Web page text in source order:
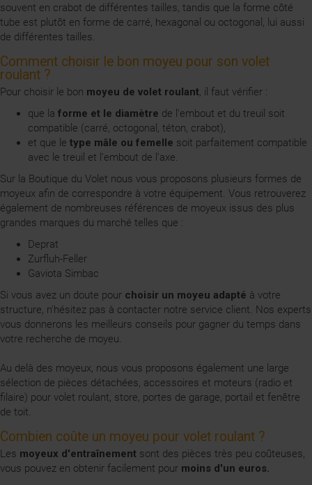
souvent en crabot de différentes tailles, tandis que la forme côté
tube est plutôt en forme de carré, hexagonal ou octogonal, lui aussi
de différentes tailles.
Comment choisir le bon moyeu pour son volet
roulant ?
Pour choisir le bon moyeu de volet roulant , il faut vérifier :
que la forme et le diamètre de l'embout et du treuil soit
compatible (carré, octogonal, téton, crabot),
et que le type mâle ou femelle soit parfaitement compatible
avec le treuil et l’embout de l’axe.
Sur la Boutique du Volet nous vous proposons plusieurs formes de
moyeux afin de correspondre à votre équipement. Vous retrouverez
également de nombreuses références de moyeux issus des plus
grandes marques du marché telles que :
Deprat
Zurfluh-Feller
Gaviota Simbac
Si vous avez un doute pour choisir un moyeu adapté à votre
structure, n'hésitez pas à contacter notre service client. Nos experts
vous donnerons les meilleurs conseils pour gagner du temps dans
votre recherche de moyeu.
Au delà des moyeux, nous vous proposons également une large
sélection de pièces détachées, accessoires et moteurs (radio et
filaire) pour volet roulant, store, portes de garage, portail et fenêtre
de toit.
Combien coûte un moyeu pour volet roulant ?
Les moyeux d'entraînement sont des pièces très peu coûteuses,
vous pouvez en obtenir facilement pour moins d'un euros.